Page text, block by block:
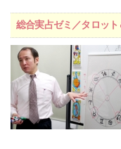
総合実占ゼミ／タロッ